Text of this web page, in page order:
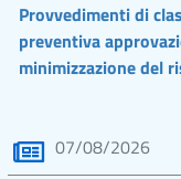
Provvedimenti di
preventiva
minimizzazione del
07/08/2026